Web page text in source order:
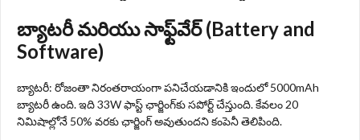
బ్యాటరీ మరియు సాఫ్ట్‌వేర్ (Battery and
Software)
బ్యాటరీ: రోజంతా నిరంతరాయంగా పనిచేయడానికి ఇందులో 5000mAh
బ్యాటరీ ఉంది. ఇది 33W ఫాస్ట్ ఛార్జింగ్‌కు సపోర్ట్ చేస్తుంది. కేవలం 20
నిమిషాల్లోనే 50% వరకు ఛార్జింగ్ అవుతుందని కంపెనీ తెలిపింది.